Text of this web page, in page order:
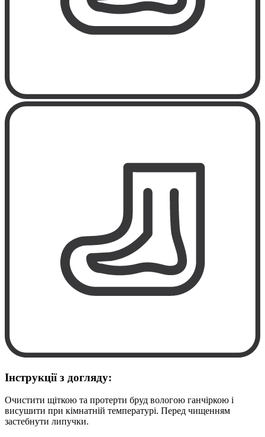
Інструкції з догляду:
Очистити щіткою та протерти бруд вологою ганчіркою і
висушити при кімнатній температурі. Перед чищенням
застебнути липучки.